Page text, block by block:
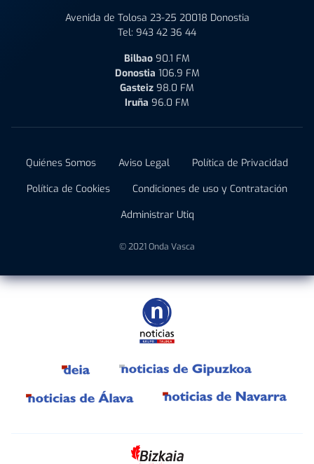
Avenida de Tolosa 23-25 20018 Donostia
Tel: 943 42 36 44
Bilbao 90.1 FM
Donostia 106.9 FM
Gasteiz 98.0 FM
Iruña 96.0 FM
Quiénes Somos Aviso Legal
Política de Privacidad
Política de Cookies
Condiciones de uso y Contratación
Administrar Utiq
© 2021 Onda Vasca